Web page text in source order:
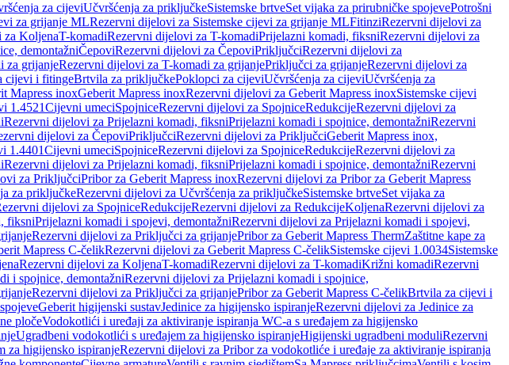
za cijeviUčvršćenja za priključkeSistemske brtveSet vijaka za prirubničke spojevePotrošni
za grijanje MLRezervni dijelovi za Sistemske cijevi za grijanje MLFitinziRezervni dijelovi za
za KoljenaT-komadiRezervni dijelovi za T-komadiPrijelazni komadi, fiksniRezervni dijelovi za
demontažniČepoviRezervni dijelovi za ČepoviPriključciRezervni dijelovi za
za grijanjeRezervni dijelovi za T-komadi za grijanjePriključci za grijanjeRezervni dijelovi za
cijevi i fitingeBrtvila za priključkePoklopci za cijeviUčvršćenja za cijeviUčvršćenja za
Mapress inoxGeberit Mapress inoxRezervni dijelovi za Geberit Mapress inoxSistemske cijevi
1.4521Cijevni umeciSpojniceRezervni dijelovi za SpojniceRedukcijeRezervni dijelovi za
Rezervni dijelovi za Prijelazni komadi, fiksniPrijelazni komadi i spojnice, demontažniRezervni
dijelovi za ČepoviPriključciRezervni dijelovi za PriključciGeberit Mapress inox,
1.4401Cijevni umeciSpojniceRezervni dijelovi za SpojniceRedukcijeRezervni dijelovi za
Rezervni dijelovi za Prijelazni komadi, fiksniPrijelazni komadi i spojnice, demontažniRezervni
za PriključciPribor za Geberit Mapress inoxRezervni dijelovi za Pribor za Geberit Mapress
za priključkeRezervni dijelovi za Učvršćenja za priključkeSistemske brtveSet vijaka za
dijelovi za SpojniceRedukcijeRezervni dijelovi za RedukcijeKoljenaRezervni dijelovi za
fiksniPrijelazni komadi i spojevi, demontažniRezervni dijelovi za Prijelazni komadi i spojevi,
Rezervni dijelovi za Priključci za grijanjePribor za Geberit Mapress ThermZaštitne kape za
Mapress C-čelikRezervni dijelovi za Geberit Mapress C-čelikSistemske cijevi 1.0034Sistemske
Rezervni dijelovi za KoljenaT-komadiRezervni dijelovi za T-komadiKrižni komadiRezervni
i spojnice, demontažniRezervni dijelovi za Prijelazni komadi i spojnice,
Rezervni dijelovi za Priključci za grijanjePribor za Geberit Mapress C-čelikBrtvila za cijevi i
Geberit higijenski sustavJedinice za higijensko ispiranjeRezervni dijelovi za Jedinice za
pločeVodokotlići i uređaji za aktiviranje ispiranja WC-a s uređajem za higijensko
Ugradbeni vodokotlići s uređajem za higijensko ispiranjeHigijenski ugradbeni moduliRezervni
za higijensko ispiranjeRezervni dijelovi za Pribor za vodokotliće i uređaje za aktiviranje ispiranja